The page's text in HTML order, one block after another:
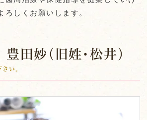
ろしくお願いします。
田妙（旧姓・松井）
い。